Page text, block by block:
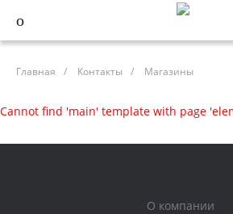
Главная / Контакты / Магазины
Cannot find 'main' template with page
О компании